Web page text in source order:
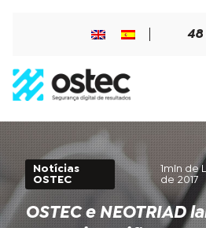
48
Notícias
OSTEC
1min de
de 2017
OSTEC e NEOTRIAD